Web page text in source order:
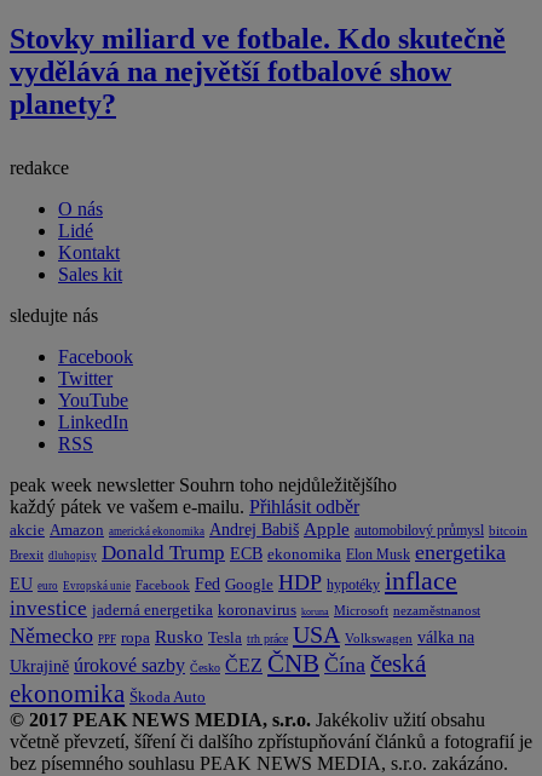
Stovky miliard ve fotbale. Kdo skutečně
vydělává na největší fotbalové show
planety?
redakce
O nás
Lidé
Kontakt
Sales kit
sledujte nás
Facebook
Twitter
YouTube
LinkedIn
RSS
peak week newsletter Souhrn toho nejdůležitějšího
každý pátek ve vašem e-mailu. Přihlásit odběr
akcie Amazon americká ekonomika Andrej Babiš Apple automobilový průmysl bitcoin
Brexit dluhopisy Donald Trump ECB ekonomika Elon Musk energetika
EU euro Evropská unie Facebook Fed Google HDP hypotéky inflace
investice jaderná energetika koronavirus koruna Microsoft nezaměstnanost
Německo PPF ropa Rusko Tesla trh práce USA Volkswagen válka na
Ukrajině úrokové sazby Česko ČEZ ČNB Čína česká
ekonomika Škoda Auto
© 2017 PEAK NEWS MEDIA, s.r.o. Jakékoliv užití obsahu
včetně převzetí, šíření či dalšího zpřístupňování článků a fotografií je
bez písemného souhlasu PEAK NEWS MEDIA, s.r.o. zakázáno.